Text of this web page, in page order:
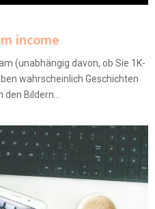
income
(unabhängig davon, ob Sie 1K-
wahrscheinlich Geschichten
Bildern...